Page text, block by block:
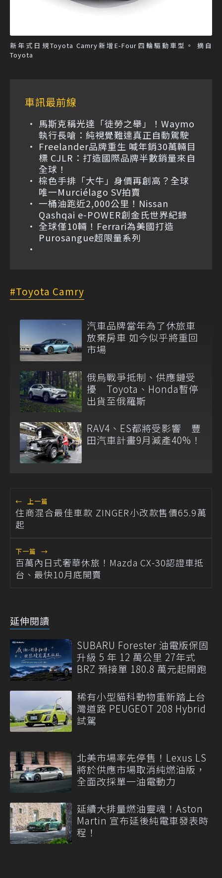
新年式日規Toyota Camry新增E-Four四輪驅動車型。 摘自
Toyota
車訊最前線
馬斯克稱光達「徒勞之舉」！Waymo
執行長嗆：純視覺難達真正自動駕駛
Freelander品牌重生 喊年銷30萬輛目
標 CJLR：打造國際品牌半數銷量來自
全球！
棕色手排「大牛」身價再創高？全球
唯一Murciélago SV拍賣
一桶油跑近2,000公里！Nissan
Qashqai e-POWER創金氏世界紀錄
全球僅10輛！Ferrari為美國打造
Purosangue超限量系列
Toyota Camry
汽車品牌當年為了休旅車
放棄房車 如今似乎將重回
市場
俄烏戰爭抵制、供應鏈受
擾 Toyota、Honda暫停
出貨至俄羅斯
RAV4、ES都將受影響 豐
田汽車計畫9月減產40%！
← 上一篇
住商混合最佳車款 ZINGER小改款售價65.9萬
起
下一篇 →
百萬內日式奢華休旅！Mazda CX-30認證車抵
台、最快10月底開賣
延伸閱讀
SUBARU Forester 油電版保固
升級 5 年 12 萬公里 27年式
BRZ 預接單 180.8 萬元起開跑
稀有小型貓科動物重新踏上台
灣道路 PEUGEOT 208 Hybrid
試駕
北美市場率先停售！Lexus LS
將於供應市場取消純燃油版，
全面改採單一油電動力
延續大排量燃油靈魂！Aston
Martin 宣布延後純電車發表時
程！